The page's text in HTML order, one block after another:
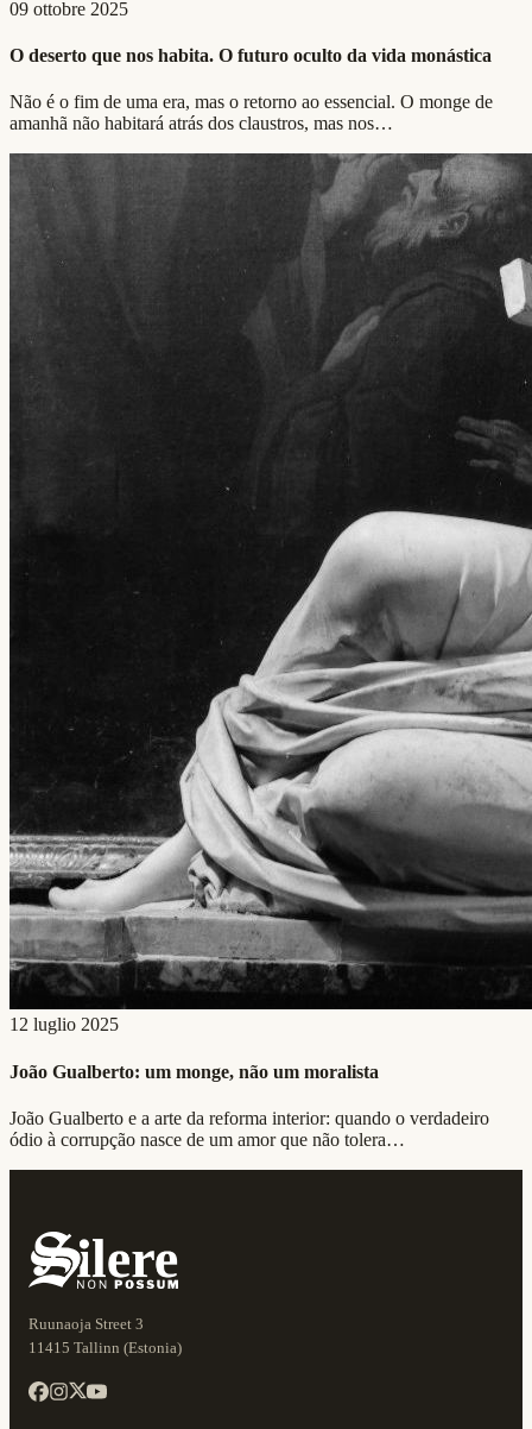
09 ottobre 2025
O deserto que nos habita. O futuro oculto da vida monástica
Não é o fim de uma era, mas o retorno ao essencial. O monge de
amanhã não habitará atrás dos claustros, mas nos…
12 luglio 2025
João Gualberto: um monge, não um moralista
João Gualberto e a arte da reforma interior: quando o verdadeiro
ódio à corrupção nasce de um amor que não tolera…
Ruunaoja Street 3
11415 Tallinn (Estonia)